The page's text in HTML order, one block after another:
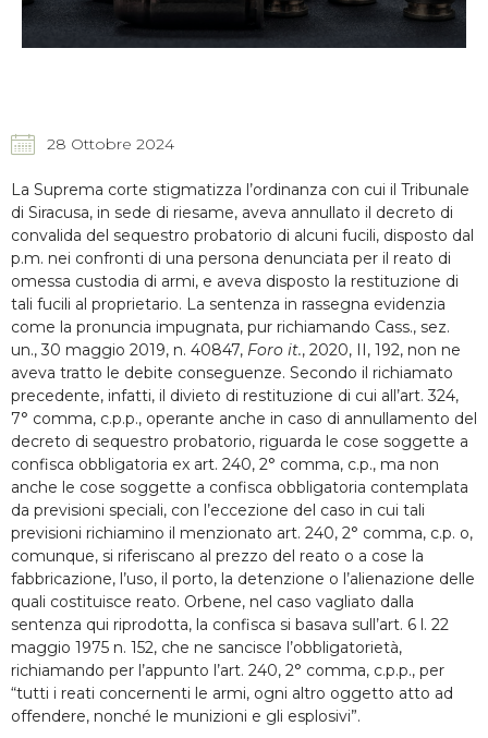
28 Ottobre 2024
La Suprema corte stigmatizza l’ordinanza con cui il Tribunale
di Siracusa, in sede di riesame, aveva annullato il decreto di
convalida del sequestro probatorio di alcuni fucili, disposto dal
p.m. nei confronti di una persona denunciata per il reato di
omessa custodia di armi, e aveva disposto la restituzione di
tali fucili al proprietario. La sentenza in rassegna evidenzia
come la pronuncia impugnata, pur richiamando Cass., sez.
un., 30 maggio 2019, n. 40847, Foro it., 2020, II, 192, non ne
aveva tratto le debite conseguenze. Secondo il richiamato
precedente, infatti, il divieto di restituzione di cui all’art. 324,
7° comma, c.p.p., operante anche in caso di annullamento del
decreto di sequestro probatorio, riguarda le cose soggette a
confisca obbligatoria ex art. 240, 2° comma, c.p., ma non
anche le cose soggette a confisca obbligatoria contemplata
da previsioni speciali, con l’eccezione del caso in cui tali
previsioni richiamino il menzionato art. 240, 2° comma, c.p. o,
comunque, si riferiscano al prezzo del reato o a cose la
fabbricazione, l’uso, il porto, la detenzione o l’alienazione delle
quali costituisce reato. Orbene, nel caso vagliato dalla
sentenza qui riprodotta, la confisca si basava sull’art. 6 l. 22
maggio 1975 n. 152, che ne sancisce l’obbligatorietà,
richiamando per l’appunto l’art. 240, 2° comma, c.p.p., per
“tutti i reati concernenti le armi, ogni altro oggetto atto ad
offendere, nonché le munizioni e gli esplosivi”.